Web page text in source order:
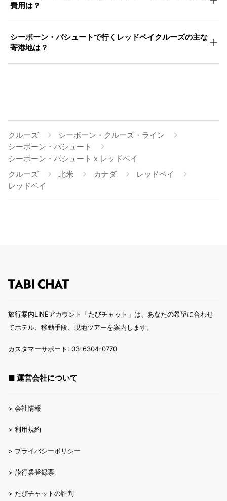
費用は？
シーボーン・パシュートで行くレッドベイクルーズの主な
寄港地は？
クルーズ
シーボーン・クルーズ・ライン
シーボーン・パシュート
シーボーン・パシュート x レッドベイ
クルーズ
北米 カナダ
レッドベイ
レッドベイ
旅行案内LINEアカウント「たびチャット」は、あなたの希望に合わせ
てホテル、移動手段、現地ツアーを案内します。
カスタマーサポート: 03-6304-0770
■ 運営会社について
> 会社情報
> 利用規約
> プライバシーポリシー
> 旅行業登録票
> たびチャットの評判